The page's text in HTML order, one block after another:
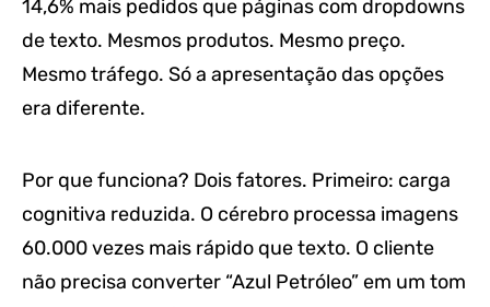
14,6% mais pedidos que páginas com dropdowns
de texto. Mesmos produtos. Mesmo preço.
Mesmo tráfego. Só a apresentação das opções
era diferente.
Por que funciona? Dois fatores. Primeiro: carga
cognitiva reduzida. O cérebro processa imagens
60.000 vezes mais rápido que texto. O cliente
não precisa converter “Azul Petróleo” em um tom